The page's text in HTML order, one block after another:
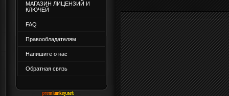
МАГАЗИН ЛИЦЕНЗИЙ И
КЛЮЧЕЙ
FAQ
Правообладателям
Напишите о нас
Обратная связь